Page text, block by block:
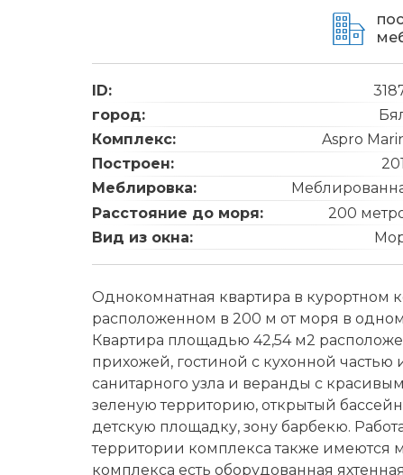
ID:
город:
Комплекс:
Aspro
Построен:
Меблировка:
Расстояние до моря:
200
Вид из окна:
Однокомнатная квартира в курортном
расположенном в 200 м от моря в
Квартира площадью 42,54 м2
прихожей, гостиной с кухонной
санитарного узла и веранды с
зeлeную тeppитopию, открытый
детскую площадку, зону барбекю.
территории комплекса также имеются
комплекса есть оборудованная